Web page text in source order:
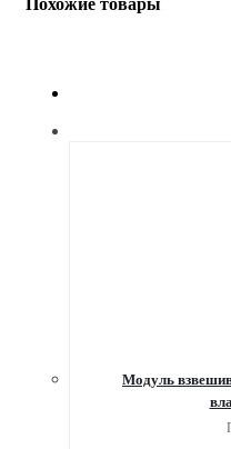
Модуль